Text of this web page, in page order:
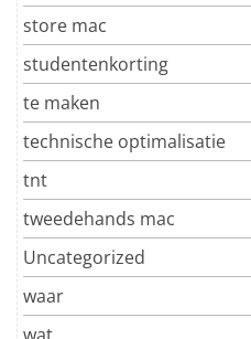
store mac
studentenkorting
te maken
technische optimalisatie
tnt
tweedehands mac
Uncategorized
waar